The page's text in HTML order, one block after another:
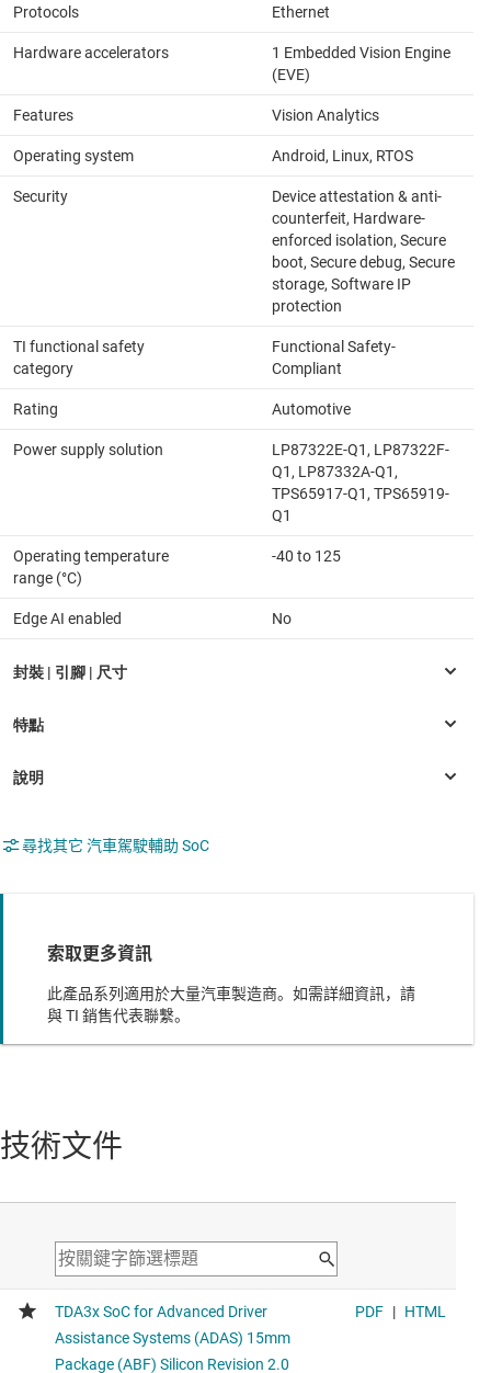
Protocols Ethernet
Hardware accelerators
1 Embedded Vision Engine
(EVE)
Features Vision Analytics
Operating system Android, Linux, RTOS
Security
Device attestation & anti-
counterfeit, Hardware-
enforced isolation, Secure
boot, Secure debug, Secure
storage, Software IP
protection
TI functional safety
category
Functional Safety-
Compliant
Rating Automotive
Power supply solution
LP87322E-Q1, LP87322F-
Q1, LP87332A-Q1,
TPS65917-Q1, TPS65919-
Q1
Operating temperature
range (°C)
-40 to 125
Edge AI enabled No
尋找其它 汽車駕駛輔助 SoC
索取更多資訊
此產品系列適用於大量汽車製造商。如需詳細資訊，請
與 TI 銷售代表聯繫。
技術文件